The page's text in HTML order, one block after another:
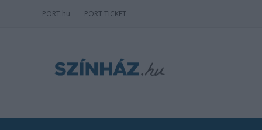
PORT.hu PORT TICKET